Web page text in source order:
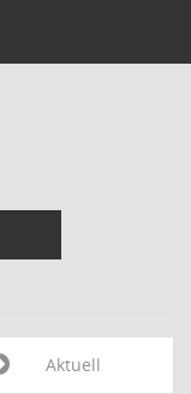
Aktuell